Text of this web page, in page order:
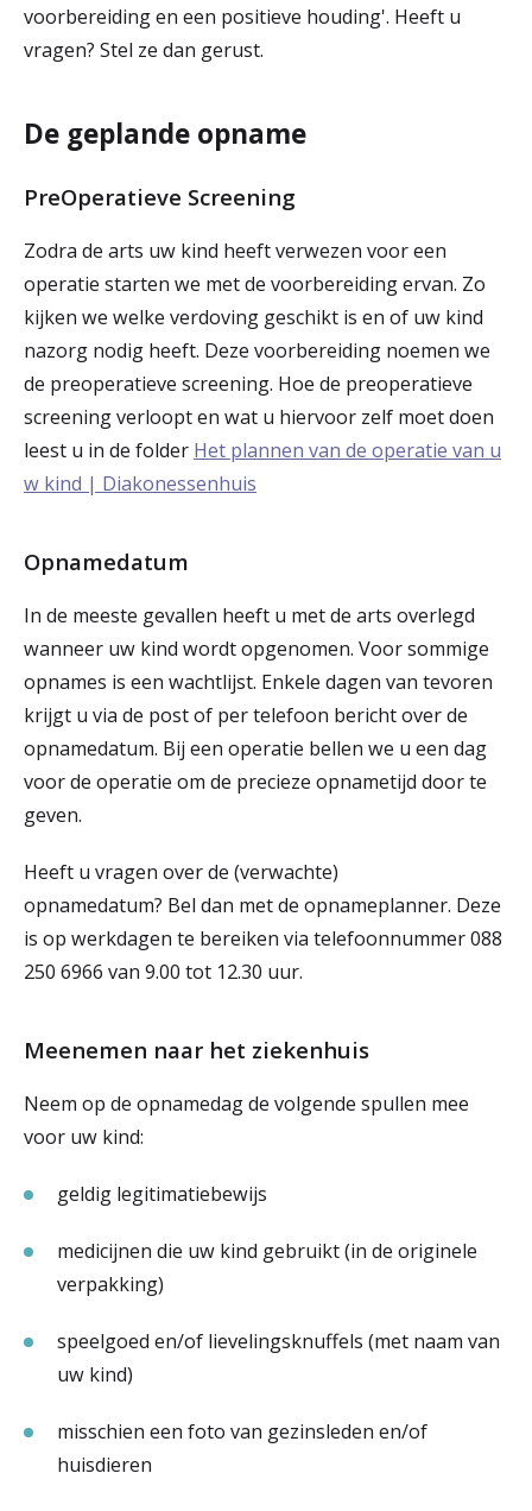
voorbereiding en een positieve houding'. Heeft u
vragen? Stel ze dan gerust.
De geplande opname
PreOperatieve Screening
Zodra de arts uw kind heeft verwezen voor een
operatie starten we met de voorbereiding ervan. Zo
kijken we welke verdoving geschikt is en of uw kind
nazorg nodig heeft. Deze voorbereiding noemen we
de preoperatieve screening. Hoe de preoperatieve
screening verloopt en wat u hiervoor zelf moet doen
leest u in de folder Het plannen van de operatie van u
w kind | Diakonessenhuis
Opnamedatum
In de meeste gevallen heeft u met de arts overlegd
wanneer uw kind wordt opgenomen. Voor sommige
opnames is een wachtlijst. Enkele dagen van tevoren
krijgt u via de post of per telefoon bericht over de
opnamedatum. Bij een operatie bellen we u een dag
voor de operatie om de precieze opnametijd door te
geven.
Heeft u vragen over de (verwachte)
opnamedatum? Bel dan met de opnameplanner. Deze
is op werkdagen te bereiken via telefoonnummer 088
250 6966 van 9.00 tot 12.30 uur.
Meenemen naar het ziekenhuis
Neem op de opnamedag de volgende spullen mee
voor uw kind:
geldig legitimatiebewijs
medicijnen die uw kind gebruikt (in de originele
verpakking)
speelgoed en/of lievelingsknuffels (met naam van
uw kind)
misschien een foto van gezinsleden en/of
huisdieren